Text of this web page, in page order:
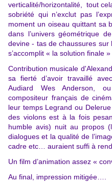
verticalité/horizontalité, tout
sobriété qui n’exclut pas
moment un oiseau quittant sa
dans l’univers géométrique
devine - tas de chaussures
s’accomplit « la solution finale »
Contribution musicale
sa fierté d’avoir travaillé
Audiard Wes Anderson,
compositeur français de
leur temps Legrand ou
des violons est à la fois
humble avis) nuit au propos
dialogues et la qualité de
cadre etc… auraient suffi à
Un film d’animation assez «
Au final, impression mitigée….